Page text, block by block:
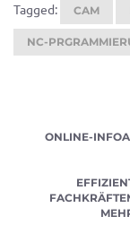
Tagged: CAM
NC-
ONLINE-